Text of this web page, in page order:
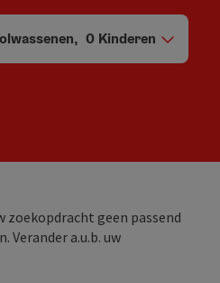
, 0 Kinderen
zoekopdracht geen passend
Verander a.u.b. uw